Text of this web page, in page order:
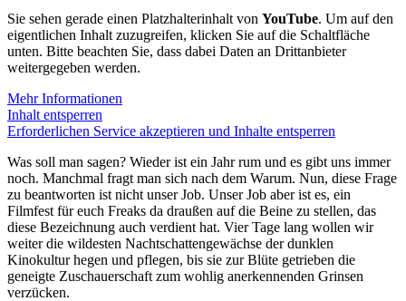
Sie sehen gerade einen Platzhalterinhalt von YouTube. Um auf den
eigentlichen Inhalt zuzugreifen, klicken Sie auf die Schaltfläche
unten. Bitte beachten Sie, dass dabei Daten an Drittanbieter
weitergegeben werden.
Mehr Informationen
Inhalt entsperren
Erforderlichen Service akzeptieren und Inhalte entsperren
Was soll man sagen? Wieder ist ein Jahr rum und es gibt uns immer
noch. Manchmal fragt man sich nach dem Warum. Nun, diese Frage
zu beantworten ist nicht unser Job. Unser Job aber ist es, ein
Filmfest für euch Freaks da draußen auf die Beine zu stellen, das
diese Bezeichnung auch verdient hat. Vier Tage lang wollen wir
weiter die wildesten Nachtschattengewächse der dunklen
Kinokultur hegen und pflegen, bis sie zur Blüte getrieben die
geneigte Zuschauerschaft zum wohlig anerkennenden Grinsen
verzücken.